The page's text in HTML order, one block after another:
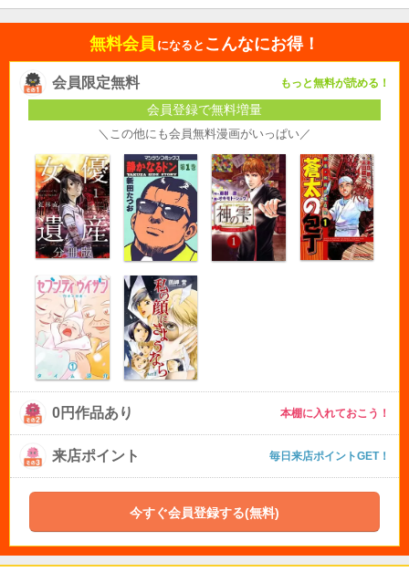
無料会員 になると こんなにお得！
会員限定無料 もっと無料が読める！
会員登録で無料増量
＼この他にも会員無料漫画がいっぱい／
0円作品あり 本棚に入れておこう！
来店ポイント 毎日来店ポイントGET！
今すぐ会員登録する(無料)